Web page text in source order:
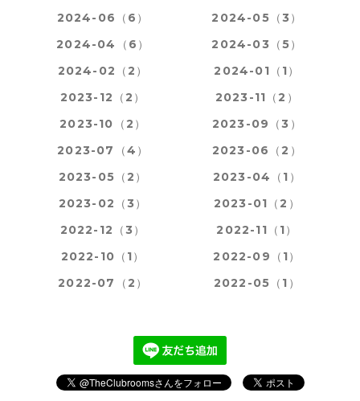
2024-06（6）
2024-05（3）
2024-04（6）
2024-03（5）
2024-02（2）
2024-01（1）
2023-12（2）
2023-11（2）
2023-10（2）
2023-09（3）
2023-07（4）
2023-06（2）
2023-05（2）
2023-04（1）
2023-02（3）
2023-01（2）
2022-12（3）
2022-11（1）
2022-10（1）
2022-09（1）
2022-07（2）
2022-05（1）